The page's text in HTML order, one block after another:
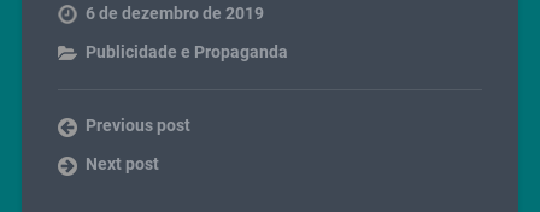
6 de dezembro de 2019
Publicidade e Propaganda
Previous post
Next post